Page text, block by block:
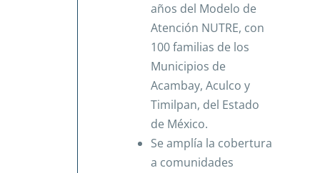
años del Modelo de
Atención NUTRE, con
100 familias de los
Municipios de
Acambay, Aculco y
Timilpan, del Estado
de México.
Se amplía la cobertura
a comunidades